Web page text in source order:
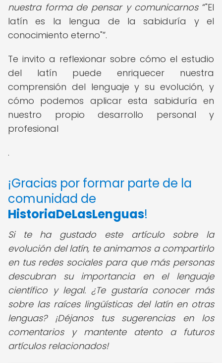
nuestra forma de pensar y comunicarnos "El
latín es la lengua de la sabiduría y el
conocimiento eterno" .
Te invito a reflexionar sobre cómo el estudio
del latín puede enriquecer nuestra
comprensión del lenguaje y su evolución, y
cómo podemos aplicar esta sabiduría en
nuestro propio desarrollo personal y
profesional
.
¡Gracias por formar parte de la
comunidad de
HistoriaDeLasLenguas!
Si te ha gustado este artículo sobre la
evolución del latín, te animamos a compartirlo
en tus redes sociales para que más personas
descubran su importancia en el lenguaje
científico y legal. ¿Te gustaría conocer más
sobre las raíces lingüísticas del latín en otras
lenguas? ¡Déjanos tus sugerencias en los
comentarios y mantente atento a futuros
artículos relacionados!